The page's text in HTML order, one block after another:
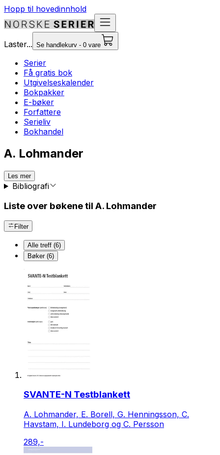
Hopp til hovedinnhold
Laster... Se handlekurv - 0 vare
Serier
Få gratis bok
Utgivelseskalender
Bokpakker
E-bøker
Forfattere
Serieliv
Bokhandel
A. Lohmander
Les mer
Bibliografi
Liste over bøkene til A. Lohmander
Filter
Alle treff (6)
Bøker (6)
SVANTE-N Testblankett
A. Lohmander, E. Borell, G. Henningsson, C.
Havstam, I. Lundeborg og C. Persson
289,-